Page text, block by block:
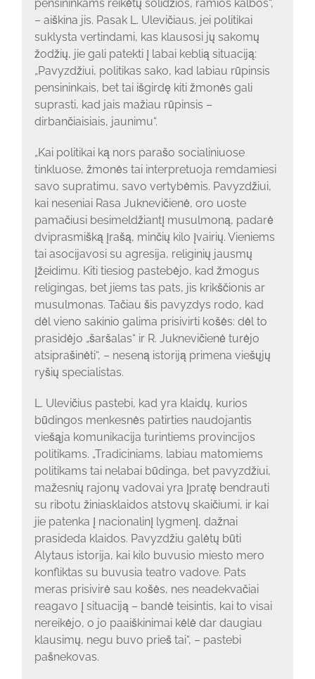
pensininkams reikėtų solidžios, ramios kalbos“,
– aiškina jis. Pasak L. Ulevičiaus, jei politikai
suklysta vertindami, kas klausosi jų sakomų
žodžių, jie gali patekti į labai keblią situaciją:
„Pavyzdžiui, politikas sako, kad labiau rūpinsis
pensininkais, bet tai išgirdę kiti žmonės gali
suprasti, kad jais mažiau rūpinsis –
dirbančiaisiais, jaunimu“.
„Kai politikai ką nors parašo socialiniuose
tinkluose, žmonės tai interpretuoja remdamiesi
savo supratimu, savo vertybėmis. Pavyzdžiui,
kai neseniai Rasa Juknevičienė, oro uoste
pamačiusi besimeldžiantį musulmoną, padarė
dviprasmišką įrašą, minčių kilo įvairių. Vieniems
tai asocijavosi su agresija, religinių jausmų
įžeidimu. Kiti tiesiog pastebėjo, kad žmogus
religingas, bet jiems tas pats, jis krikščionis ar
musulmonas. Tačiau šis pavyzdys rodo, kad
dėl vieno sakinio galima prisivirti košės: dėl to
prasidėjo „šaršalas“ ir R. Juknevičienė turėjo
atsiprašinėti“, – neseną istoriją primena viešųjų
ryšių specialistas.
L. Ulevičius pastebi, kad yra klaidų, kurios
būdingos menkesnės patirties naudojantis
viešąja komunikacija turintiems provincijos
politikams. „Tradiciniams, labiau matomiems
politikams tai nelabai būdinga, bet pavyzdžiui,
mažesnių rajonų vadovai yra įpratę bendrauti
su ribotu žiniasklaidos atstovų skaičiumi, ir kai
jie patenka į nacionalinį lygmenį, dažnai
prasideda klaidos. Pavyzdžiu galėtų būti
Alytaus istorija, kai kilo buvusio miesto mero
konfliktas su buvusia teatro vadove. Pats
meras prisivirė sau košės, nes neadekvačiai
reagavo į situaciją – bandė teisintis, kai to visai
nereikėjo, o jo paaiškinimai kėlė dar daugiau
klausimų, negu buvo prieš tai“, – pastebi
pašnekovas.